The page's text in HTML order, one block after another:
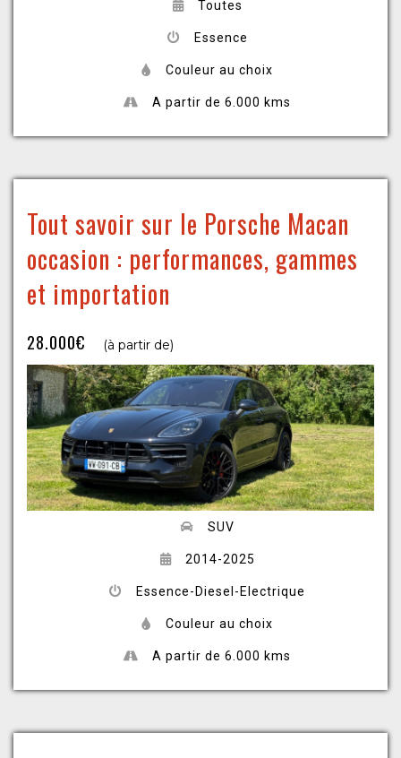
Toutes
Essence
Couleur au choix
A partir de 6.000 kms
Tout savoir sur le Porsche Macan
occasion : performances, gammes
et importation
28.000€ (à partir de)
SUV
2014-2025
Essence-Diesel-Electrique
Couleur au choix
A partir de 6.000 kms